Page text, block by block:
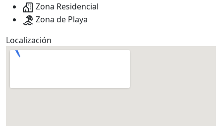
Zona Residencial
Zona de Playa
Localización